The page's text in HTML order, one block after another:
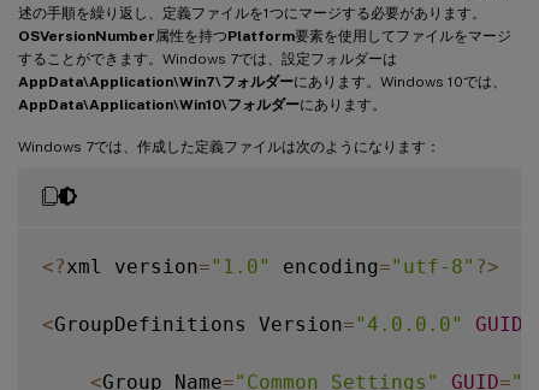
述の手順を繰り返し、定義ファイルを1つにマージする必要があります。
OSVersionNumber 属性を持つPlatform要素を使用してファイルをマージ
することができます。Windows 7では、設定フォルダーは
AppData\Application\Win7\フォルダーにあります。Windows 10では、
AppData\Application\Win10\フォルダーにあります。
Windows 7では、作成した定義ファイルは次のようになります：
<?xml version="1.0" encoding="utf-8" ?>
<GroupDefinitions Version="4.0.0.0" GUID
<Group Name="Common Settings" GUID=